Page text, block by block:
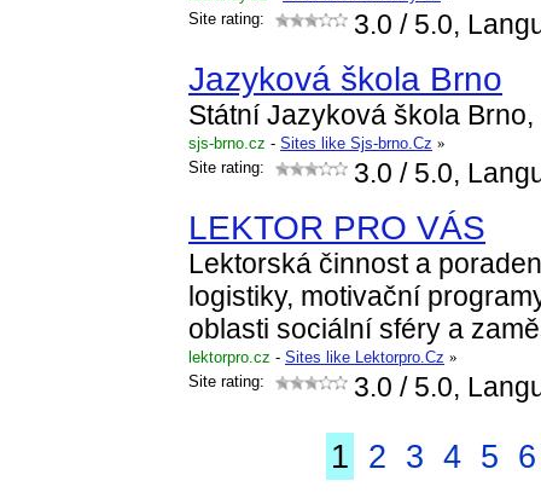
Site rating:
3.0 / 5.0,
Jazyková škola Brno
Státní Jazyková škola
sjs-brno.cz - Sites like Sjs-brno.Cz »
Site rating:
3.0 / 5.0,
LEKTOR PRO VÁS
Lektorská činnost a
logistiky, motivační
oblasti sociální sféry a
lektorpro.cz - Sites like Lektorpro.Cz »
Site rating:
3.0 / 5.0,
1 2 3 4 5 6